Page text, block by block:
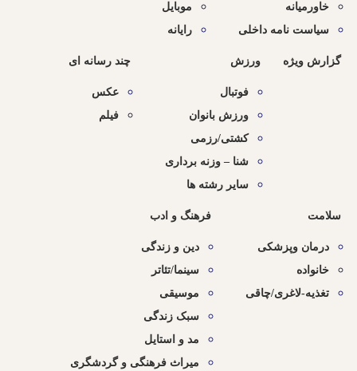
خاورمیانه
سیاست نامه داخلی
موبایل
رایانه
گزارش ویژه ورزش
فوتبال
ورزش بانوان
کشتی/رزمی
شنا – وزنه برداری
سایر رشته ها
چند رسانه ای
عکس
فیلم
سلامت
درمان وپزشکی
خانواده
تغذیه-لاغری/چاقی
فرهنگ و ادب
دین و زندگی
سینما/تئاتر
موسیقی
سبک زندگی
مد و استایل
میراث فرهنگی و گردشگری